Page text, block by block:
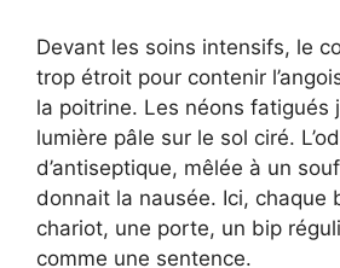
Devant les soins intensifs, le
trop étroit pour contenir
la poitrine. Les néons fatigués
lumière pâle sur le sol ciré.
d’antiseptique, mêlée à un
donnait la nausée. Ici,
chariot, une porte, un bip
comme une sentence.